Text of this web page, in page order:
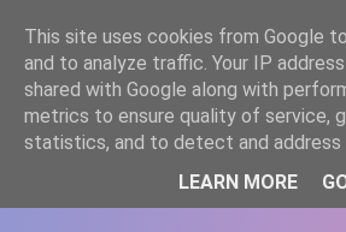
WWW.GAZISTI.RO
This site uses cookies from Google
and to analyze traffic. Your IP
shared with Google along with
metrics to ensure quality of service,
statistics, and to detect and address
LEARN MORE